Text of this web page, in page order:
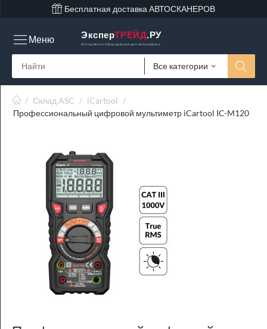
Бесплатная доставка АВТОСКАНЕРОВ
ЭксперТРЕЙД.РУ
Инструмент и оборудование для автосервиса
Все категории
Меню
/ Склад ASC / iCartool /
Профессиональный цифровой мультиметр iCartool IC-M120